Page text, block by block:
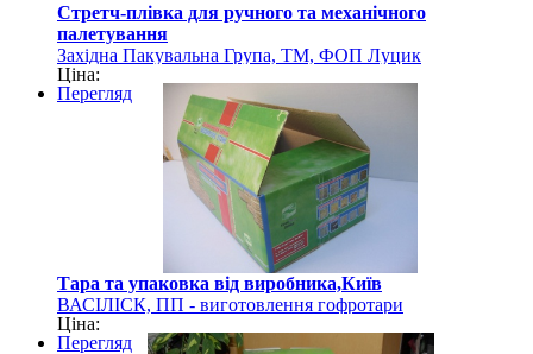
Стретч-плівка для ручного та механічного
палетування
Західна Пакувальна Група, ТМ, ФОП Луцик
Ціна:
Перегляд
Тара та упаковка від виробника,Київ
ВАСІЛІСК, ПП - виготовлення гофротари
Ціна:
Перегляд